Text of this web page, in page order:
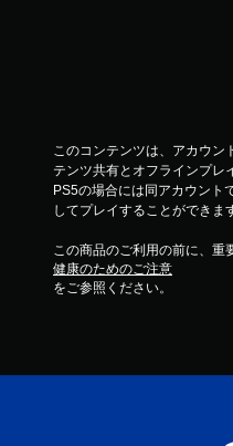
このコンテンツは、アカウン
テンツ共有とオフラインプレ
PS5の場合には同アカウント
してプレイすることができま
この商品のご利用の前に、重
健康のためのご注意
をご参照ください。